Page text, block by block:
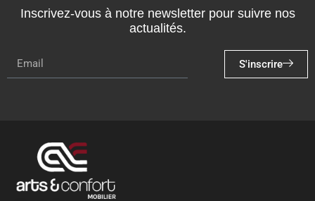
Inscrivez-vous à notre newsletter pour suivre nos
actualités.
S'inscrire